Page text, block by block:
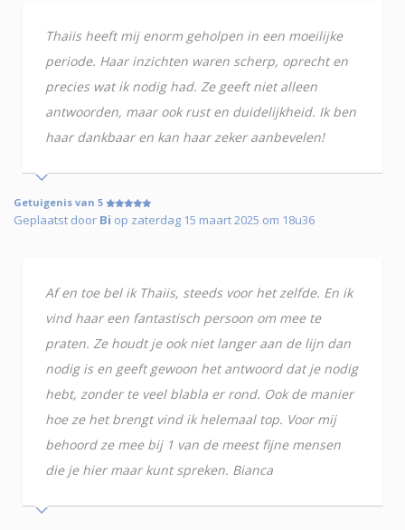
Thaiis heeft mij enorm geholpen in een moeilijke
periode. Haar inzichten waren scherp, oprecht en
precies wat ik nodig had. Ze geeft niet alleen
antwoorden, maar ook rust en duidelijkheid. Ik ben
haar dankbaar en kan haar zeker aanbevelen!
Getuigenis van 5
Geplaatst door Bi op zaterdag 15 maart 2025 om 18u36
Af en toe bel ik Thaiis, steeds voor het zelfde. En ik
vind haar een fantastisch persoon om mee te
praten. Ze houdt je ook niet langer aan de lijn dan
nodig is en geeft gewoon het antwoord dat je nodig
hebt, zonder te veel blabla er rond. Ook de manier
hoe ze het brengt vind ik helemaal top. Voor mij
behoord ze mee bij 1 van de meest fijne mensen
die je hier maar kunt spreken. Bianca